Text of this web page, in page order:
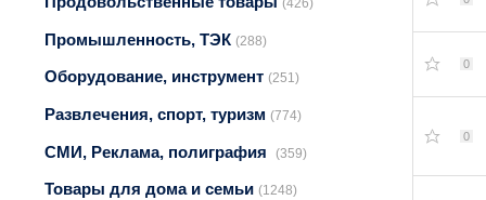
(426)
Промышленность, ТЭК (288)
Оборудование, инструмент (251)
Развлечения, спорт, туризм (774)
СМИ, Реклама, полиграфия (359)
Товары для дома и семьи (1248)
0
0